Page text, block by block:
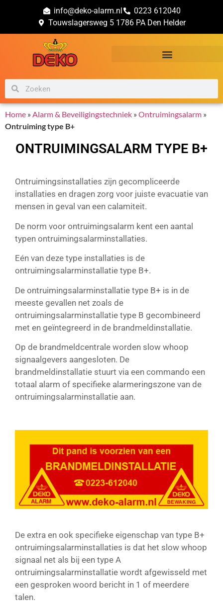
info@deko-alarm.nl
0223 612040
Touwslagersweg 5 1786 PA Den Helder
Home »Alarm & Beveiligingstechniek »Ontruimingsalarm »
Ontruiming type B+
ONTRUIMINGSALARM TYPE B+
Ontruimingsinstallaties zijn gecompliceerde
installaties en dragen zorg voor juiste evacuatie van
mensen in geval van een calamiteit.
De norm voor ontruimingsalarm kent een aantal
typen ontruimingsalarminstallaties.
Eén van deze type installaties is de
ontruimingsalarminstallatie type B+.
De ontruimingsalarminstallatie type B+ is in de
meeste gevallen net zoals de
ontruimingsalarminstallatie type B gecombineerd
met en geïntegreerd in de brandmeldinstallatie.
Op de brandmeldcentrale worden slow whoop
signaalgevers aangesloten. De
brandmeldinstallatie stuurt via een commando een
totaal alarm of specifieke alarmeringszone van de
ontruimingsalarminstallatie aan.
De extra en ook specifieke eigenschap van type B+
ontruimingsalarminstallaties is dat het slow whoop
signaal net als bij een type A
ontruimingsalarminstallatie wordt afgewisseld met
een gesproken woord bericht in 1 of meerdere
talen.